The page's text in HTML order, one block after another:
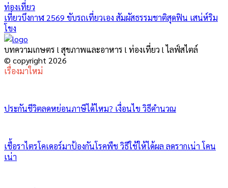
ท่องเที่ยว
เที่ยวบึงกาฬ 2569 ขับรถเที่ยวเอง สัมผัสธรรมชาติสุดฟิน เสน่ห์ริม
โขง
บทความเกษตร l สุขภาพและอาหาร l ท่องเที่ยว l ไลฟ์สไตล์
© copyright 2026
เรื่องมาใหม่
ประกันชีวิตลดหย่อนภาษีได้ไหม? เงื่อนไข วิธีคำนวณ
เชื้อราไตรโคเดอร์มาป้องกันโรคพืช วิธีใช้ให้ได้ผล ลดรากเน่า โคน
เน่า